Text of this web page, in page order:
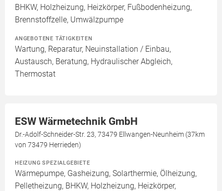
BHKW, Holzheizung, Heizkörper, Fußbodenheizung,
Brennstoffzelle, Umwälzpumpe
ANGEBOTENE TÄTIGKEITEN
Wartung, Reparatur, Neuinstallation / Einbau,
Austausch, Beratung, Hydraulischer Abgleich,
Thermostat
ESW Wärmetechnik GmbH
Dr.-Adolf-Schneider-Str. 23, 73479 Ellwangen-Neunheim (37km
von 73479 Herrieden)
HEIZUNG SPEZIALGEBIETE
Wärmepumpe, Gasheizung, Solarthermie, Ölheizung,
Pelletheizung, BHKW, Holzheizung, Heizkörper,